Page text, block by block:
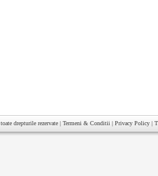
toate drepturile rezervate | Termeni & Conditii | Privacy Policy |